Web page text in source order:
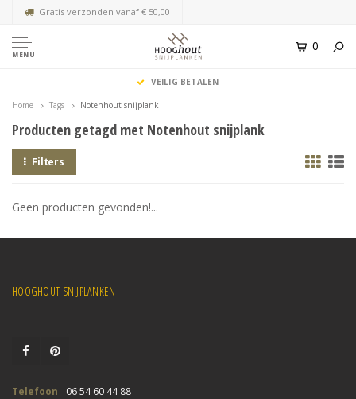
Gratis verzonden vanaf € 50,00
MENU
0
VEILIG BETALEN
Home Tags Notenhout snijplank
Producten getagd met Notenhout snijplank
Filters
Geen producten gevonden!...
HOOGHOUT SNIJPLANKEN
Telefoon
06 54 60 44 88